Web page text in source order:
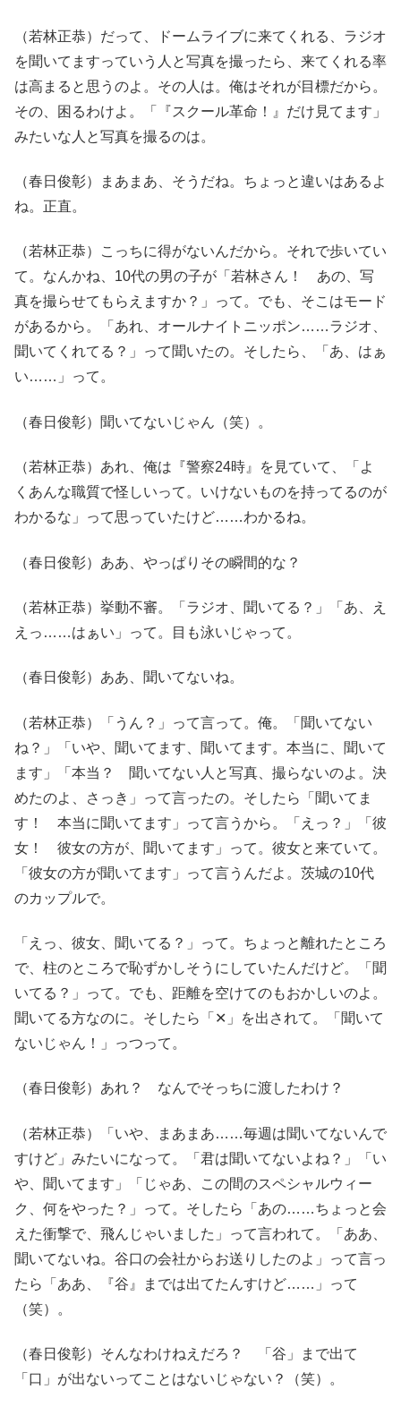
（若林正恭）だって、ドームライブに来てくれる、ラジオ
を聞いてますっていう人と写真を撮ったら、来てくれる率
は高まると思うのよ。その人は。俺はそれが目標だから。
その、困るわけよ。「『スクール革命！』だけ見てます」
みたいな人と写真を撮るのは。
（春日俊彰）まあまあ、そうだね。ちょっと違いはあるよ
ね。正直。
（若林正恭）こっちに得がないんだから。それで歩いてい
て。なんかね、10代の男の子が「若林さん！ あの、写
真を撮らせてもらえますか？」って。でも、そこはモード
があるから。「あれ、オールナイトニッポン……ラジオ、
聞いてくれてる？」って聞いたの。そしたら、「あ、はぁ
い……」って。
（春日俊彰）聞いてないじゃん（笑）。
（若林正恭）あれ、俺は『警察24時』を見ていて、「よ
くあんな職質で怪しいって。いけないものを持ってるのが
わかるな」って思っていたけど……わかるね。
（春日俊彰）ああ、やっぱりその瞬間的な？
（若林正恭）挙動不審。「ラジオ、聞いてる？」「あ、え
えっ……はぁい」って。目も泳いじゃって。
（春日俊彰）ああ、聞いてないね。
（若林正恭）「うん？」って言って。俺。「聞いてない
ね？」「いや、聞いてます、聞いてます。本当に、聞いて
ます」「本当？ 聞いてない人と写真、撮らないのよ。決
めたのよ、さっき」って言ったの。そしたら「聞いてま
す！ 本当に聞いてます」って言うから。「えっ？」「彼
女！ 彼女の方が、聞いてます」って。彼女と来ていて。
「彼女の方が聞いてます」って言うんだよ。茨城の10代
のカップルで。
「えっ、彼女、聞いてる？」って。ちょっと離れたところ
で、柱のところで恥ずかしそうにしていたんだけど。「聞
いてる？」って。でも、距離を空けてのもおかしいのよ。
聞いてる方なのに。そしたら「✕」を出されて。「聞いて
ないじゃん！」っつって。
（春日俊彰）あれ？ なんでそっちに渡したわけ？
（若林正恭）「いや、まあまあ……毎週は聞いてないんで
すけど」みたいになって。「君は聞いてないよね？」「い
や、聞いてます」「じゃあ、この間のスペシャルウィー
ク、何をやった？」って。そしたら「あの……ちょっと会
えた衝撃で、飛んじゃいました」って言われて。「ああ、
聞いてないね。谷口の会社からお送りしたのよ」って言っ
たら「ああ、『谷』までは出てたんすけど……」って
（笑）。
（春日俊彰）そんなわけねえだろ？ 「谷」まで出て
「口」が出ないってことはないじゃない？（笑）。